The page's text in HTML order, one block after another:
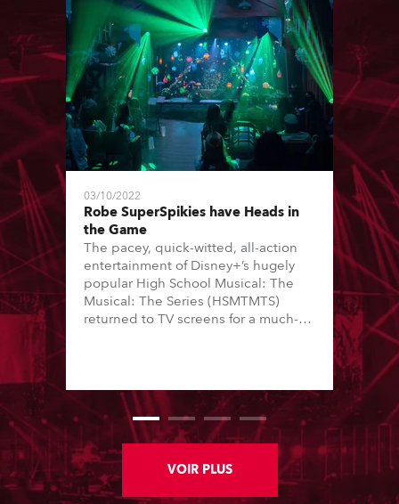
03/10/2022
Robe SuperSpikies have Heads in
the Game
The pacey, quick-witted, all-action
entertainment of Disney+’s hugely
popular High School Musical: The
Musical: The Series (HSMTMTS)
returned to TV screens for a much-
join the production team as director
of photography (DoP).
VOIR PLUS